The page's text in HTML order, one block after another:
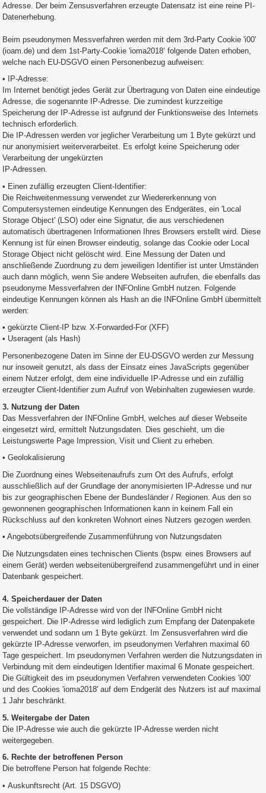
Adresse. Der beim Zensusverfahren erzeugte Datensatz ist eine reine PI-
Datenerhebung.
Beim pseudonymen Messverfahren werden mit dem 3rd-Party Cookie 'i00'
(ioam.de) und dem 1st-Party-Cookie 'ioma2018‘ folgende Daten erhoben,
welche nach EU-DSGVO einen Personenbezug aufweisen:
• IP-Adresse:
Im Internet benötigt jedes Gerät zur Übertragung von Daten eine eindeutige
Adresse, die sogenannte IP-Adresse. Die zumindest kurzzeitige
Speicherung der IP-Adresse ist aufgrund der Funktionsweise des Internets
technisch erforderlich.
Die IP-Adressen werden vor jeglicher Verarbeitung um 1 Byte gekürzt und
nur anonymisiert weiterverarbeitet. Es erfolgt keine Speicherung oder
Verarbeitung der ungekürzten
IP-Adressen.
• Einen zufällig erzeugten Client-Identifier:
Die Reichweitenmessung verwendet zur Wiedererkennung von
Computersystemen eindeutige Kennungen des Endgerätes, ein 'Local
Storage Object' (LSO) oder eine Signatur, die aus verschiedenen
automatisch übertragenen Informationen Ihres Browsers erstellt wird. Diese
Kennung ist für einen Browser eindeutig, solange das Cookie oder Local
Storage Object nicht gelöscht wird. Eine Messung der Daten und
anschließende Zuordnung zu dem jeweiligen Identifier ist unter Umständen
auch dann möglich, wenn Sie andere Webseiten aufrufen, die ebenfalls das
pseudonyme Messverfahren der INFOnline GmbH nutzen. Folgende
eindeutige Kennungen können als Hash an die INFOnline GmbH übermittelt
werden:
• gekürzte Client-IP bzw. X-Forwarded-For (XFF)
• Useragent (als Hash)
Personenbezogene Daten im Sinne der EU-DSGVO werden zur Messung
nur insoweit genutzt, als dass der Einsatz eines JavaScripts gegenüber
einem Nutzer erfolgt, dem eine individuelle IP-Adresse und ein zufällig
erzeugter Client-Identifier zum Aufruf von Webinhalten zugewiesen wurde.
3. Nutzung der Daten
Das Messverfahren der INFOnline GmbH, welches auf dieser Webseite
eingesetzt wird, ermittelt Nutzungsdaten. Dies geschieht, um die
Leistungswerte Page Impression, Visit und Client zu erheben.
• Geolokalisierung
Die Zuordnung eines Webseitenaufrufs zum Ort des Aufrufs, erfolgt
ausschließlich auf der Grundlage der anonymisierten IP-Adresse und nur
bis zur geographischen Ebene der Bundesländer / Regionen. Aus den so
gewonnenen geographischen Informationen kann in keinem Fall ein
Rückschluss auf den konkreten Wohnort eines Nutzers gezogen werden.
• Angebotsübergreifende Zusammenführung von Nutzungsdaten
Die Nutzungsdaten eines technischen Clients (bspw. eines Browsers auf
einem Gerät) werden webseitenübergreifend zusammengeführt und in einer
Datenbank gespeichert.
4. Speicherdauer der Daten
Die vollständige IP-Adresse wird von der INFOnline GmbH nicht
gespeichert. Die IP-Adresse wird lediglich zum Empfang der Datenpakete
verwendet und sodann um 1 Byte gekürzt. Im Zensusverfahren wird die
gekürzte IP-Adresse verworfen, im pseudonymen Verfahren maximal 60
Tage gespeichert. Im pseudonymen Verfahren werden die Nutzungsdaten in
Verbindung mit dem eindeutigen Identifier maximal 6 Monate gespeichert.
Die Gültigkeit des im pseudonymen Verfahren verwendeten Cookies 'i00'
und des Cookies 'ioma2018' auf dem Endgerät des Nutzers ist auf maximal
1 Jahr beschränkt.
5. Weitergabe der Daten
Die IP-Adresse wie auch die gekürzte IP-Adresse werden nicht
weitergegeben.
6. Rechte der betroffenen Person
Die betroffene Person hat folgende Rechte:
• Auskunftsrecht (Art. 15 DSGVO)